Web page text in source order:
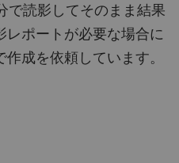
で読影してそのまま結果
ポートが必要な場合に
成を依頼しています。